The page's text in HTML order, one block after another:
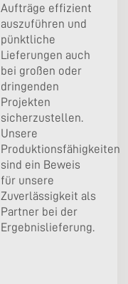
Aufträge effizient
auszuführen und
pünktliche
Lieferungen auch
bei großen oder
dringenden
Projekten
sicherzustellen.
Unsere
Produktionsfähigkeiten
sind ein Beweis
für unsere
Zuverlässigkeit als
Partner bei der
Ergebnislieferung.